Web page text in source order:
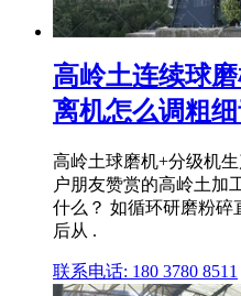
高岭土连续球
离机怎么调粗
高岭土球磨机+分级机
户朋友赞赏的高岭土加
什么？ 如循环研磨粉碎
后从 .
联系电话: 180 3780 8511